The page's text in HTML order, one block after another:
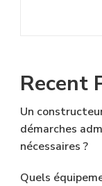
Recent
Un
démarches
nécessaires ?
Quels